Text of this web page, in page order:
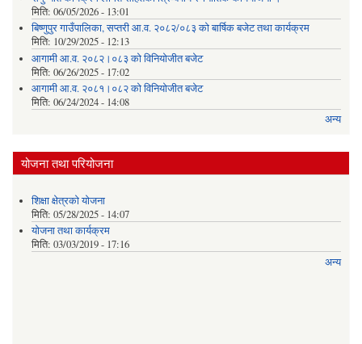
मिति: 06/05/2026 - 13:01
बिष्णुपुर गाउँपालिका, सप्तरी आ.व. २०८२/०८३ को बार्षिक बजेट तथा कार्यक्रम
मिति: 10/29/2025 - 12:13
आगामी आ.व. २०८२।०८३ को विनियोजीत बजेट
मिति: 06/26/2025 - 17:02
आगामी आ.व. २०८१।०८२ को विनियोजीत बजेट
मिति: 06/24/2024 - 14:08
अन्य
योजना तथा परियोजना
शिक्षा क्षेत्रकाे याेजना
मिति: 05/28/2025 - 14:07
याेजना तथा कार्यक्रम
मिति: 03/03/2019 - 17:16
अन्य